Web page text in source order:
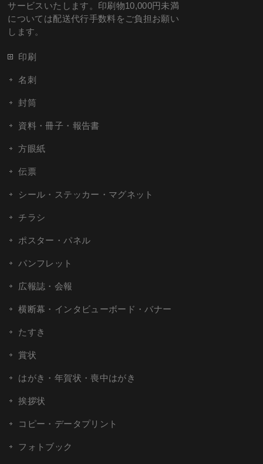
サービスいたします。印刷物10,000円未満
については配送代行手数料をご負担お願い
します。
印刷
名刺
封筒
資料・冊子・報告書
方眼紙
伝票
シール・ステッカー・マグネット
チラシ
ポスター・パネル
パンフレット
広報誌・会報
横断幕・インタビューボード・バナー
たすき
賞状
はがき・年賀状・喪中はがき
挨拶状
コピー・データプリント
フォトブック